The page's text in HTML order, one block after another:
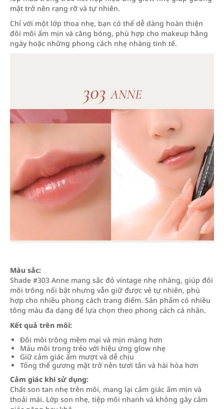
mặt trở nên rạng rỡ và tự nhiên.
Chỉ với một lớp thoa nhẹ, bạn có thể dễ dàng hoàn thiện
đôi môi ẩm mịn và căng bóng, phù hợp cho makeup hằng
ngày hoặc những phong cách nhẹ nhàng tinh tế.
Màu sắc:
Shade #303 Anne mang sắc đỏ vintage nhẹ nhàng, giúp đôi
môi trông nổi bật nhưng vẫn giữ được vẻ tự nhiên, phù
hợp cho nhiều phong cách trang điểm. Sản phẩm có nhiều
tông màu đa dạng để lựa chọn theo phong cách cá nhân.
Kết quả trên môi:
Đôi môi trông mềm mại và mịn màng hơn
Màu môi trong trẻo với hiệu ứng glow nhẹ
Giữ cảm giác ẩm mượt và dễ chịu
Tổng thể gương mặt trở nên tươi tắn và hài hòa hơn
Cảm giác khi sử dụng:
Chất son tan nhẹ trên môi, mang lại cảm giác ẩm mịn và
thoải mái. Lớp son nhẹ, tiệp môi nhanh và không gây cảm